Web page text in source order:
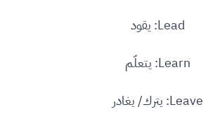
Lead: يقود
Learn: يتعلّم
Leave: يترك/ يغادر